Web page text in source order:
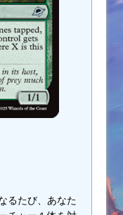
るたび、あなた